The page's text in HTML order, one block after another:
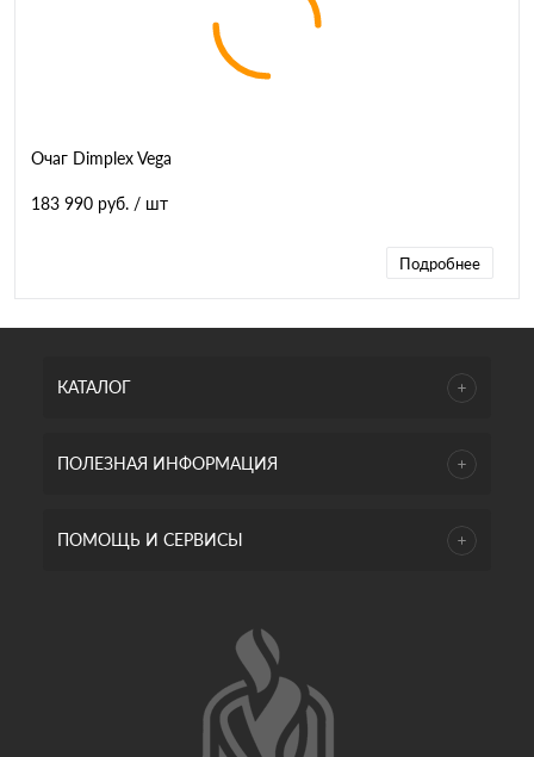
Очаг Dimplex Vega
183 990 руб. / шт
Подробнее
КАТАЛОГ
ПОЛЕЗНАЯ ИНФОРМАЦИЯ
ПОМОЩЬ И СЕРВИСЫ